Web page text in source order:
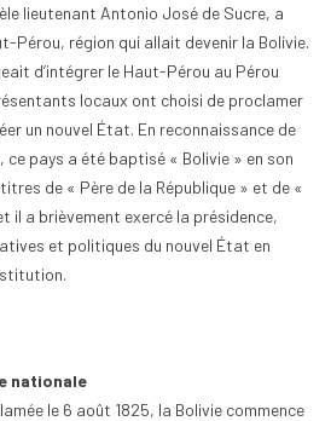
lieutenant Antonio José de Sucre, a
Pérou, région qui allait devenir la Bolivie.
d’intégrer le Haut-Pérou au Pérou
locaux ont choisi de proclamer
un nouvel État. En reconnaissance de
ce pays a été baptisé « Bolivie » en son
de « Père de la République » et de «
il a brièvement exercé la présidence,
et politiques du nouvel État en
nationale
le 6 août 1825, la Bolivie commence